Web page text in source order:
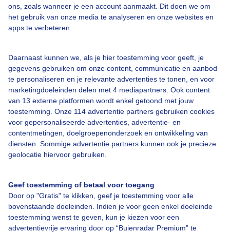
ons, zoals wanneer je een account aanmaakt. Dit doen we om
het gebruik van onze media te analyseren en onze websites en
apps te verbeteren.
Daarnaast kunnen we, als je hier toestemming voor geeft, je
gegevens gebruiken om onze content, communicatie en aanbod
te personaliseren en je relevante advertenties te tonen, en voor
marketingdoeleinden delen met 4 mediapartners. Ook content
van 13 externe platformen wordt enkel getoond met jouw
toestemming. Onze 114 advertentie partners gebruiken cookies
voor gepersonaliseerde advertenties, advertentie- en
contentmetingen, doelgroepenonderzoek en ontwikkeling van
diensten. Sommige advertentie partners kunnen ook je precieze
geolocatie hiervoor gebruiken.
Geef toestemming of betaal voor toegang
Door op "Gratis" te klikken, geef je toestemming voor alle
bovenstaande doeleinden. Indien je voor geen enkel doeleinde
toestemming wenst te geven, kun je kiezen voor een
advertentievrije ervaring door op “Buienradar Premium” te
Over Buienradar
Bedrijfsgegevens
Contact
Toegankelijkheid
Gebruikersvoorwaarden